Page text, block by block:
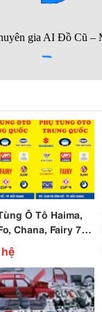
Ô Tô Haima,
Chana, Fairy 7
5 Chỗ